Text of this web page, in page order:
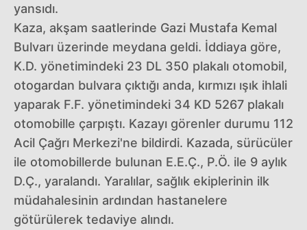
yansıdı.
Kaza, akşam saatlerinde Gazi Mustafa Kemal
Bulvarı üzerinde meydana geldi. İddiaya göre,
K.D. yönetimindeki 23 DL 350 plakalı otomobil,
otogardan bulvara çıktığı anda, kırmızı ışık ihlali
yaparak F.F. yönetimindeki 34 KD 5267 plakalı
otomobille çarpıştı. Kazayı görenler durumu 112
Acil Çağrı Merkezi'ne bildirdi. Kazada, sürücüler
ile otomobillerde bulunan E.E.Ç., P.Ö. ile 9 aylık
D.Ç., yaralandı. Yaralılar, sağlık ekiplerinin ilk
müdahalesinin ardından hastanelere
götürülerek tedaviye alındı.